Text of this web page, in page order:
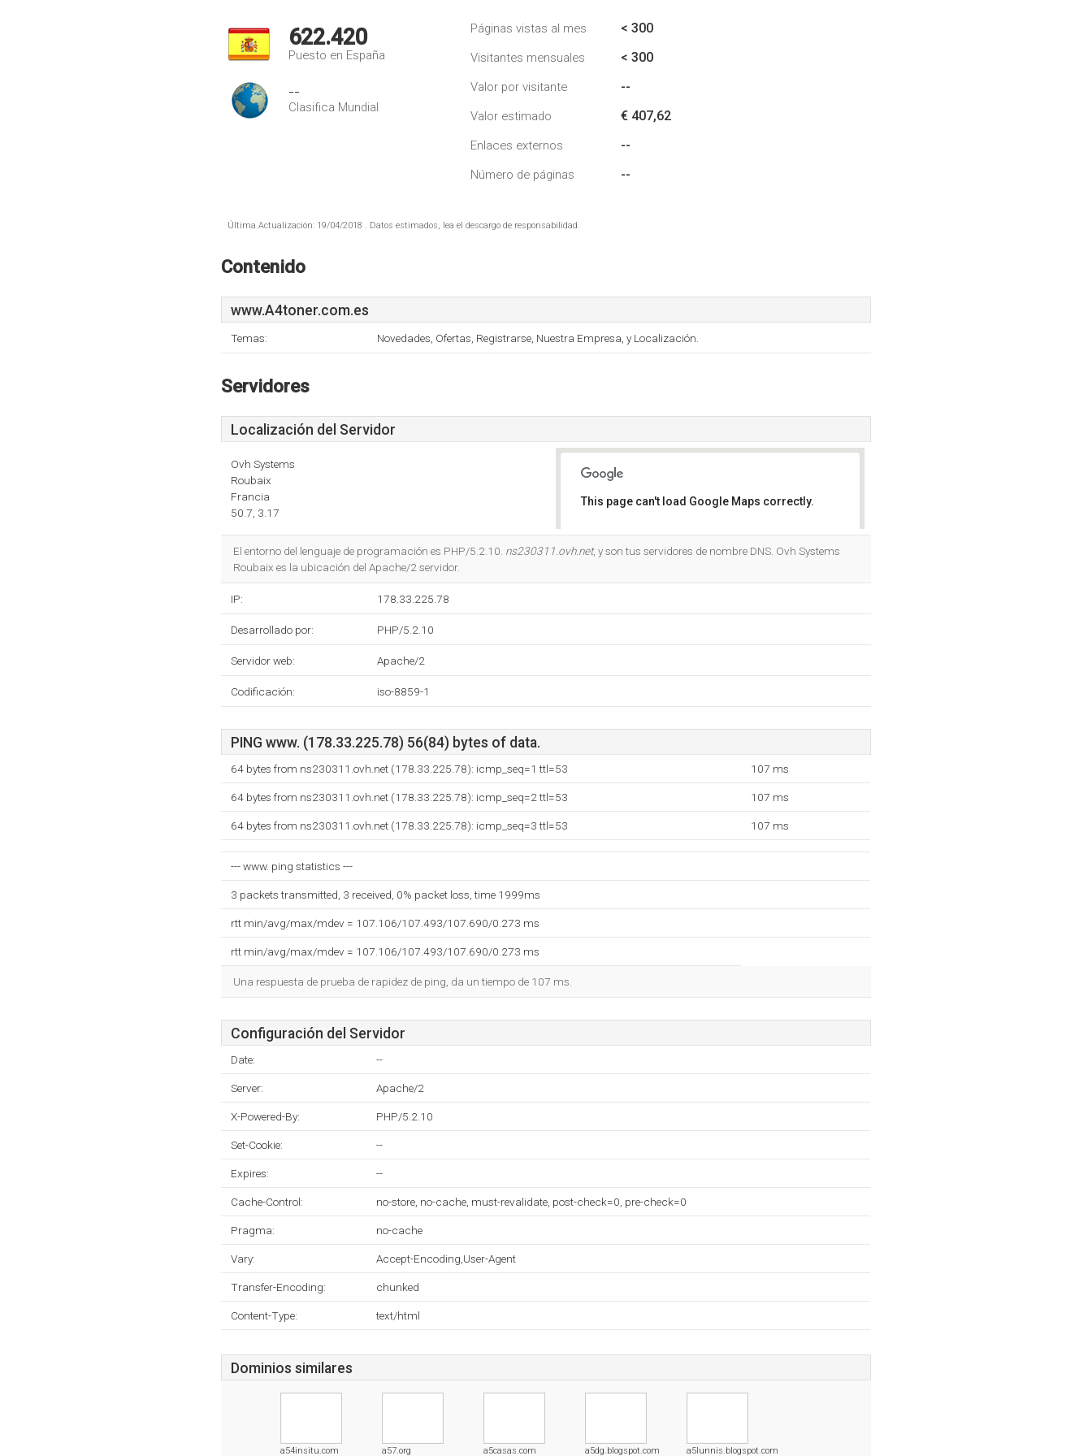
622.420
Puesto en España
--
Clasifica Mundial
Páginas vistas al mes < 300
Visitantes mensuales < 300
Valor por visitante --
Valor estimado € 407,62
Enlaces externos --
Número de páginas --
Última Actualización: 19/04/2018 . Datos estimados, lea el descargo de responsabilidad.
Contenido
www.A4toner.com.es
Temas: Novedades, Ofertas, Registrarse, Nuestra Empresa, y Localización.
Servidores
Localización del Servidor
Ovh Systems
Roubaix
Francia
50.7, 3.17
This page can't load Google Maps correctly.
El entorno del lenguaje de programación es PHP/5.2.10. ns230311.ovh.net, yson tus servidores de nombre DNS. Ovh Systems
Roubaix es la ubicación del Apache/2 servidor.
IP: 178.33.225.78
Desarrollado por: PHP/5.2.10
Servidor web: Apache/2
Codificación: iso-8859-1
PING www. (178.33.225.78) 56(84) bytes of data.
64 bytes from ns230311.ovh.net (178.33.225.78): icmp_seq=1 ttl=53 107 ms
64 bytes from ns230311.ovh.net (178.33.225.78): icmp_seq=2 ttl=53 107 ms
64 bytes from ns230311.ovh.net (178.33.225.78): icmp_seq=3 ttl=53 107 ms
--- www. ping statistics ---
3 packets transmitted, 3 received, 0% packet loss, time 1999ms
rtt min/avg/max/mdev = 107.106/107.493/107.690/0.273 ms
rtt min/avg/max/mdev = 107.106/107.493/107.690/0.273 ms
Una respuesta de prueba de rapidez de ping, da un tiempo de 107 ms.
Configuración del Servidor
Date: --
Server: Apache/2
X-Powered-By: PHP/5.2.10
Set-Cookie: --
Expires: --
Cache-Control: no-store, no-cache, must-revalidate, post-check=0, pre-check=0
Pragma: no-cache
Vary: Accept-Encoding,User-Agent
Transfer-Encoding: chunked
Content-Type: text/html
Dominios similares
a54insitu.com a57.org a5casas.com a5dg.blogspot.com a5lunnis.blogspot.com